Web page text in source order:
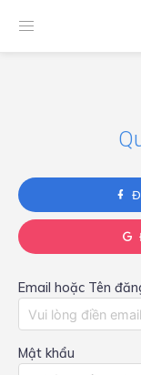
Email hoặc Tên
Mật khẩu